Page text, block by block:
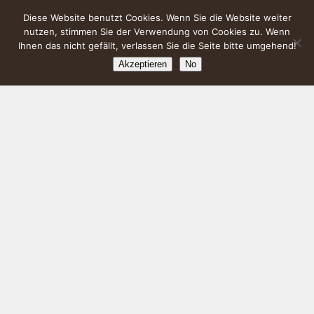
Diese Website benutzt Cookies. Wenn Sie die Website weiter
nutzen, stimmen Sie der Verwendung von Cookies zu. Wenn
Ihnen das nicht gefällt, verlassen Sie die Seite bitte umgehend!
Akzeptieren No